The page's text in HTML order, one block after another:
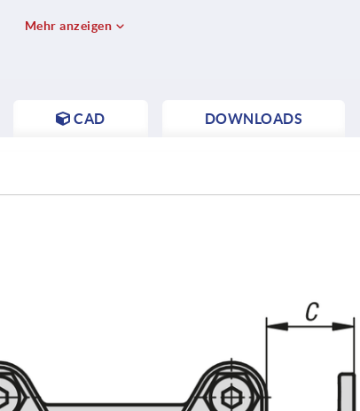
Mehr anzeigen
CAD DOWNLOADS